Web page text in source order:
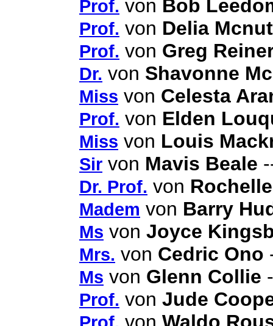
Prof. von Bob
Prof. von Delia
Prof. von Greg
Dr. von Shavonne
Miss von Celesta
Prof. von Elden
Miss von Louis
Sir von Mavis Beale
Dr. Prof. von
Madem von Barry
Ms von Joyce
Mrs. von Cedric Ono
Ms von Glenn Collie
Prof. von Jude